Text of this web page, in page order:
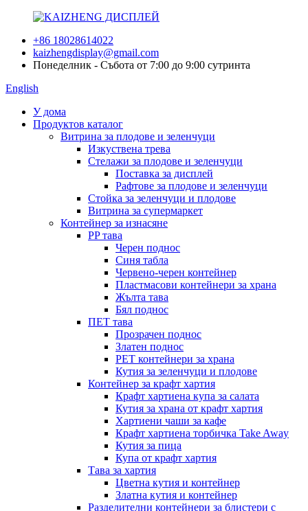
+86 18028614022
kaizhengdisplay@gmail.com
Понеделник - Събота от 7:00 до 9:00 сутринта
English
У дома
Продуктов каталог
Витрина за плодове и зеленчуци
Изкуствена трева
Стелажи за плодове и зеленчуци
Поставка за дисплей
Рафтове за плодове и зеленчуци
Стойка за зеленчуци и плодове
Витрина за супермаркет
Контейнер за изнасяне
PP тава
Черен поднос
Синя табла
Червено-черен контейнер
Пластмасови контейнери за храна
Жълта тава
Бял поднос
ПЕТ тава
Прозрачен поднос
Златен поднос
PET контейнери за храна
Кутия за зеленчуци и плодове
Контейнер за крафт хартия
Крафт хартиена купа за салата
Кутия за храна от крафт хартия
Хартиени чаши за кафе
Крафт хартиена торбичка Take Away
Кутия за пица
Купа от крафт хартия
Тава за хартия
Цветна кутия и контейнер
Златна кутия и контейнер
Разделителни контейнери за блистери с